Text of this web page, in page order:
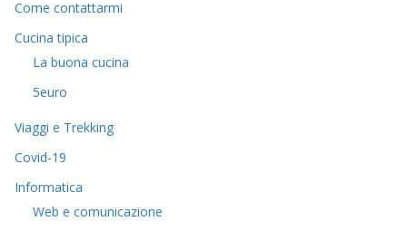
Come contattarmi
Cucina tipica
La buona cucina
5euro
Viaggi e Trekking
Covid-19
Informatica
Web e comunicazione